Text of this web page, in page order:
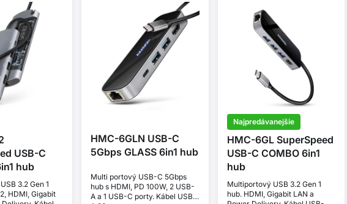
USB-C
hub
3.2 Gen 1
HDMI, Gigabit
HMC-6GLN USB-C
5Gbps GLASS 6in1 hub
Multi portový USB-C 5Gbps
hub s HDMI, PD 100W, 2 USB-
A a 1 USB-C porty. Kábel USB-
Najpredávanejšie
HMC-6GL SuperSpeed
USB-C COMBO 6in1
hub
Multiportový USB 3.2 Gen 1
hub. HDMI, Gigabit LAN a